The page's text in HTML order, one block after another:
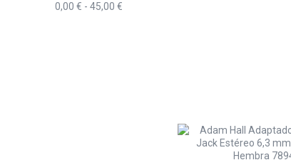
0,00 € - 45,00 €